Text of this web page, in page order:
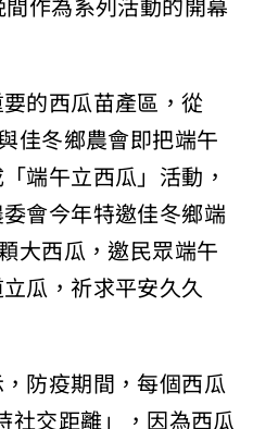
的西瓜苗產區，從
佳冬鄉農會即把端午
端午立西瓜」活動，
會今年特邀佳冬鄉端
大西瓜，邀民眾端午
瓜，祈求平安久久
防疫期間，每個西瓜